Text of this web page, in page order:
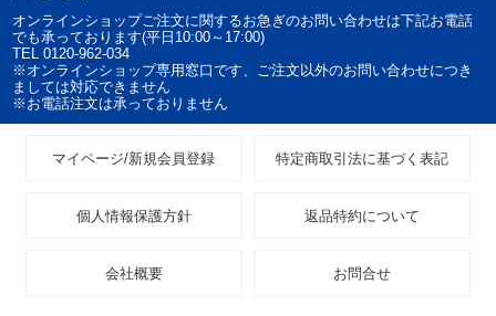
オンラインショップご注文に関するお急ぎのお問い合わせは下記お電話
でも承っております(平日10:00～17:00)
TEL 0120-962-034
※オンラインショップ専用窓口です、ご注文以外のお問い合わせにつき
ましては対応できません
※お電話注文は承っておりません
マイページ/新規会員登録 特定商取引法に基づく表記
個人情報保護方針 返品特約について
会社概要 お問合せ